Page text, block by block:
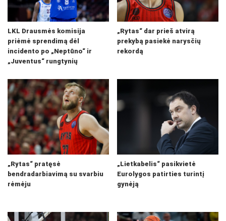
LKL Drausmės komisija
priėmė sprendimą dėl
incidento po „Neptūno“ ir
„Juventus“ rungtynių
„Rytas“ dar prieš atvirą
prekybą pasiekė narysčių
rekordą
„Rytas“ pratęsė
bendradarbiavimą su svarbiu
rėmėju
„Lietkabelis“ pasikvietė
Eurolygos patirties turintį
gynėją